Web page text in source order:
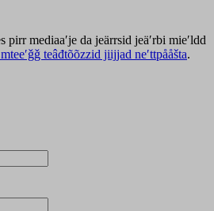
pirr mediaaʹje da jeärrsid jeäʹrbi mieʹldd
teâđtõõzzid jiijjad neʹttpååšta.